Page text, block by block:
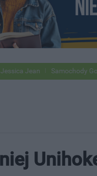
Samochody Google Street